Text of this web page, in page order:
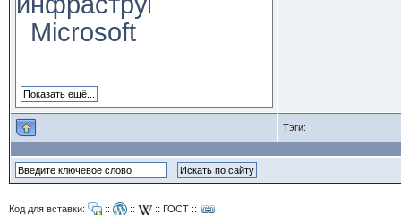
Microsoft
Тэги:
Код для вставки: :: :: :: ГОСТ::